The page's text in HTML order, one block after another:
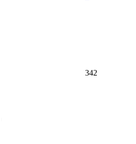
342